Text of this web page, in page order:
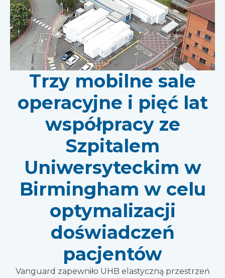
Trzy mobilne sale
operacyjne i pięć lat
współpracy ze
Szpitalem
Uniwersyteckim w
Birmingham w celu
optymalizacji
doświadczeń
pacjentów
Vanguard zapewniło UHB elastyczną przestrzeń